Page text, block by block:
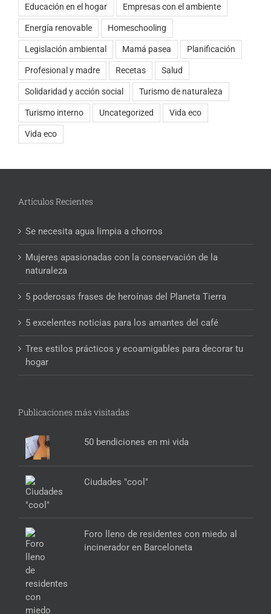
Educación en el hogar Empresas con el ambiente
Energía renovable Homeschooling
Legislación ambiental Mamá pasea Planificación
Profesional y madre Recetas Salud
Solidaridad y acción social Turismo de naturaleza
Turismo interno Uncategorized Vida eco
Vida eco
Artículos Recientes
Se necesita agua limpia a chorros
Mujeres apasionadas con la conservación de la
naturaleza
5 poderosas frases de heroínas del Planeta Tierra
5 excelentes noticias para los amantes del café
Tres estilos prácticos y ecoamigables para decorar tu
hogar
Publicaciones más visitadas
50 bendiciones en mi vida
Ciudades "cool"
Foro lleno de residentes con miedo al
incinerador en Barceloneta